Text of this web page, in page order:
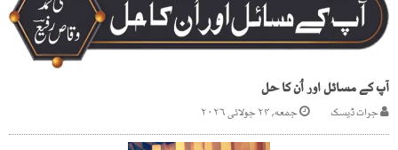
آپ کے مسائل اور اُن کا حل
جرات ڈیسک جمعه, ۲۴ جولائی ۲۰۲۶